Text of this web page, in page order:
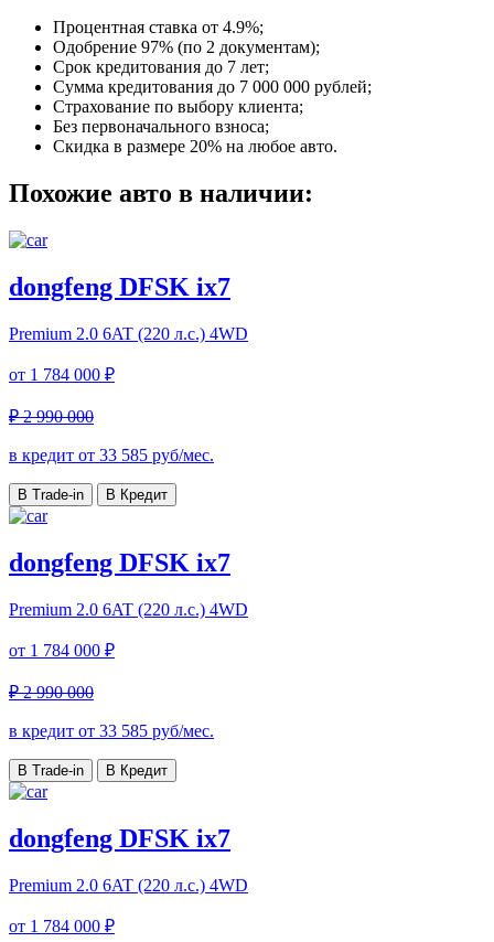
Процентная ставка от 4.9%;
Одобрение 97% (по 2 документам);
Срок кредитования до 7 лет;
Сумма кредитования до 7 000 000 рублей;
Страхование по выбору клиента;
Без первоначального взноса;
Скидка в размере 20% на любое авто.
Похожие авто в наличии:
dongfeng DFSK ix7
Premium 2.0 6AT (220 л.с.) 4WD
от 1 784 000 ₽
₽ 2 990 000
в кредит от 33 585 руб/мес.
В Trade-in В Кредит
dongfeng DFSK ix7
Premium 2.0 6AT (220 л.с.) 4WD
от 1 784 000 ₽
₽ 2 990 000
в кредит от 33 585 руб/мес.
В Trade-in В Кредит
dongfeng DFSK ix7
Premium 2.0 6AT (220 л.с.) 4WD
от 1 784 000 ₽